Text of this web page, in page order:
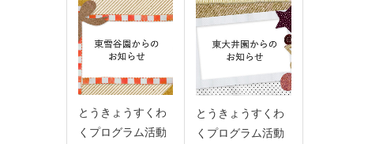
とうきょうすくわ
くプログラム活動
とうきょうすくわ
くプログラム活動